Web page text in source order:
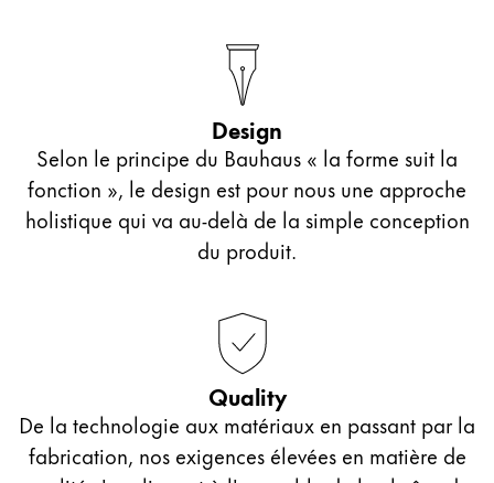
Design
Selon le principe du Bauhaus « la forme suit la
fonction », le design est pour nous une approche
holistique qui va au-delà de la simple conception
du produit.
Quality
De la technologie aux matériaux en passant par la
fabrication, nos exigences élevées en matière de